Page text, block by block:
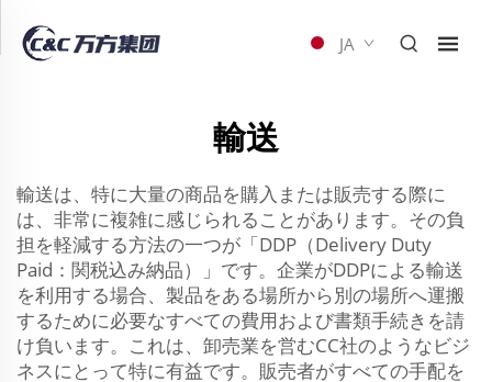
JA
輸送
輸送は、特に大量の商品を購入または販売する際に
は、非常に複雑に感じられることがあります。その負
担を軽減する方法の一つが「DDP（Delivery Duty
Paid：関税込み納品）」です。企業がDDPによる輸送
を利用する場合、製品をある場所から別の場所へ運搬
するために必要なすべての費用および書類手続きを請
け負います。これは、卸売業を営むCC社のようなビジ
ネスにとって特に有益です。販売者がすべての手配を